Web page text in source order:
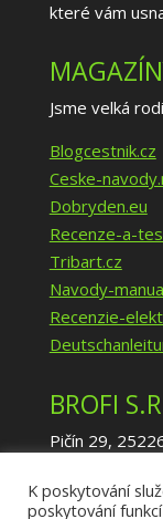
které vám
Jsme velká
Blogcestnik.cz
Ceske-
Dobryden.eu
Recenze-a-
Tribart.cz
Navody-
Recenzie-
BROFI
Pičín 29,
DIČ:
K poskytování
poskytování